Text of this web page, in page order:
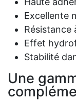
Excellente
Résistance
Effet
Stabilité
Une